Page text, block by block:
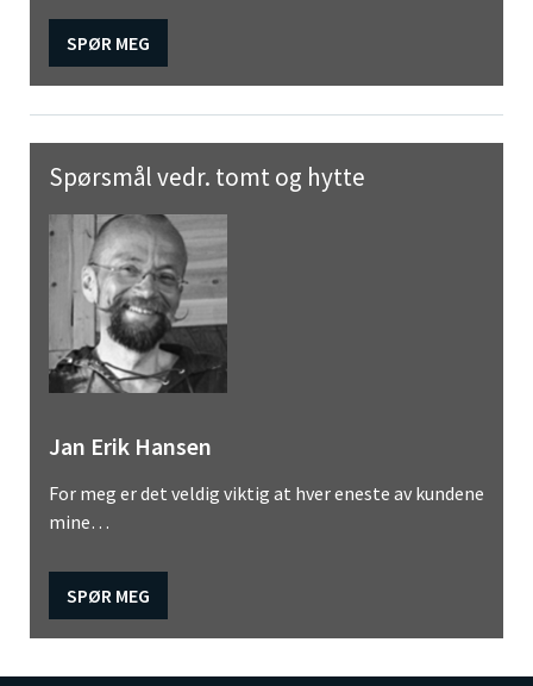
SPØR MEG
Spørsmål vedr. tomt og hytte
Jan Erik Hansen
For meg er det veldig viktig at hver eneste av kundene
mine…
SPØR MEG